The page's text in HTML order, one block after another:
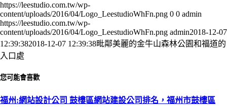
https://leestudio.com.tw/wp-
content/uploads/2016/04/Logo_LeestudioWhFn.png 0 0 admin
https://leestudio.com.tw/wp-
content/uploads/2016/04/Logo_LeestudioWhFn.png admin2018-12-07
12:39:382018-12-07 12:39:38毗鄰美麗的金牛山森林公園和福道的
入口處
您可能會喜歡
福州:網站設計公司 鼓樓區網站建設公司排名，福州市鼓樓區